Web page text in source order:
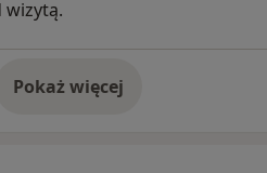
wizytą.
Pokaż więcejo doświadczeniu